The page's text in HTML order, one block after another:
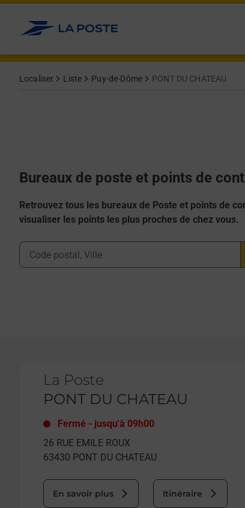
Allez au contenu
Localiser Liste Puy-de-Dôme PONT DU CHATEAU
Bureaux de poste et points de
Retrouvez tous les bureaux de Poste et points de
visualiser les points les plus proches de chez vous.
Ville, Département, Code Postal
La Poste
PONT DU CHATEAU
Fermé - jusqu'à 09h00
26 RUE EMILE ROUX
63430 PONT DU CHATEAU
En savoir plus Itinéraire
Afficher ou masquer la réponse
Afficher ou masquer la réponse
Afficher ou masquer la réponse
Afficher ou masquer la réponse
Afficher ou masquer la réponse